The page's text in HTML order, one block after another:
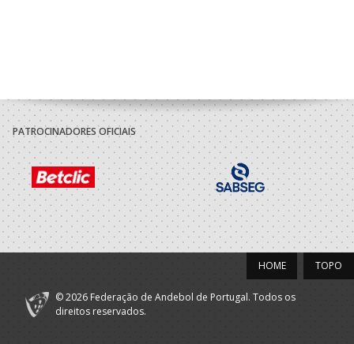
PATROCINADORES OFICIAIS
TOPO
HOME
© 2026 Federação de Andebol de Portugal. Todos os
direitos reservados.